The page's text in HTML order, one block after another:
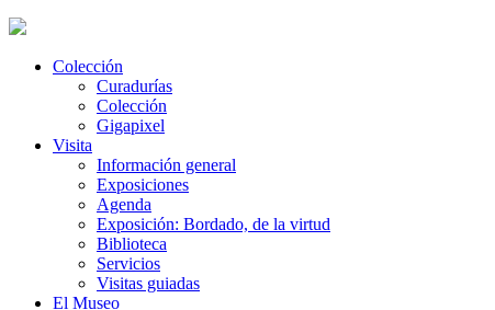
Colección
Curadurías
Colección
Gigapixel
Visita
Información general
Exposiciones
Agenda
Exposición: Bordado, de la virtud
Biblioteca
Servicios
Visitas guiadas
El Museo